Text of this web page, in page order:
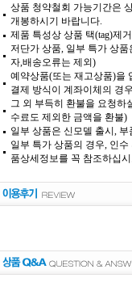
상품 청약철회 가능기간은
개봉하시기 바랍니다.
제품 특성상 상품 택(tag)제
저단가 상품, 일부 특가 상
자,배송오류는 제외)
예약상품(또는 재고상품)을
결제 방식이 계좌이체의 경
그 외 부득히 환불을 요청하
수료도 제외한 금액을 환불)
일부 상품은 신모델 출시,
일부 특가 상품의 경우, 인
품상세정보를 꼭 참조하십